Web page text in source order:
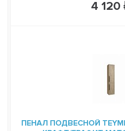
4 120
ПЕНАЛ ПОДВЕСНОЙ TEYMI